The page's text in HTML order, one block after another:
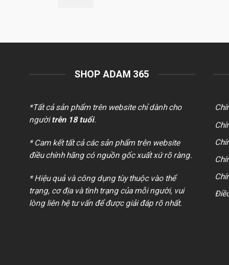
420.000
SHOP ADAM 365
*Tất cả sản phẩm trên website chỉ dành cho
ngườitrên 18 tuổi.
* Cam kết tất cả các sản phẩm trên website
điều chính hãng có nguồn gốc xuất xứ rõ ràng.
* Hiệu quả và công dụng tùy thuộc vào thể
trạng, cơ địa và tình trạng của mỗi người, vui
lòng liên hệ tư vấn để được giải đáp rõ nhất.